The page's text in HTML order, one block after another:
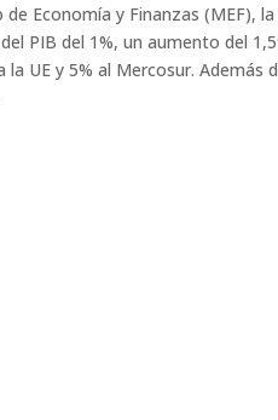
Economía y Finanzas (MEF),
PIB del 1%, un aumento del
UE y 5% al Mercosur. Además